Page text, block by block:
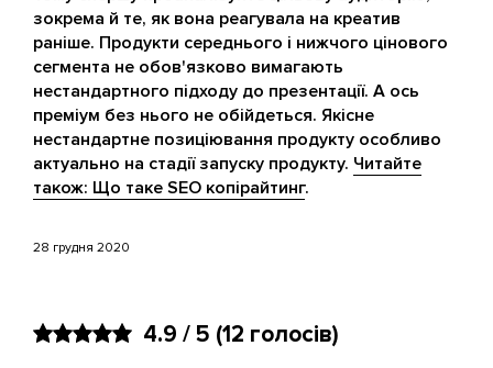
зокрема й те, як вона реагувала на креатив
раніше. Продукти середнього і нижчого цінового
сегмента не обов'язково вимагають
нестандартного підходу до презентації. А ось
преміум без нього не обійдеться. Якісне
нестандартне позиціювання продукту особливо
актуально на стадії запуску продукту. Читайте
також: Що таке SEO копірайтинг.
28 грудня 2020
4.9 / 5 (12 голосів)